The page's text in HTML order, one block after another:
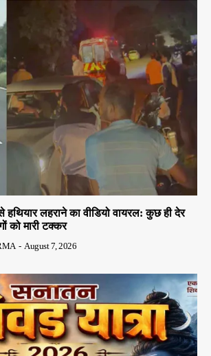
हथियार लहराने का वीडियो वायरल: कुछ ही देर
को मारी टक्कर
- August 7, 2026